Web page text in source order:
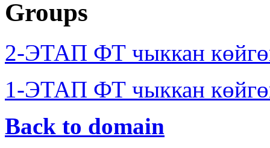
Groups
2-ЭТАП ФТ чыккан
1-ЭТАП ФТ чыккан
Back to domain